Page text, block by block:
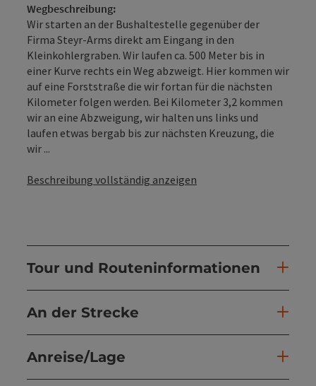
Wegbeschreibung:
Wir starten an der Bushaltestelle gegenüber der
Firma Steyr-Arms direkt am Eingang in den
Kleinkohlergraben. Wir laufen ca. 500 Meter bis in
einer Kurve rechts ein Weg abzweigt. Hier kommen wir
auf eine Forststraße die wir fortan für die nächsten
Kilometer folgen werden. Bei Kilometer 3,2 kommen
wir an eine Abzweigung, wir halten uns links und
laufen etwas bergab bis zur nächsten Kreuzung, die
wir ...
Beschreibung vollständig anzeigen
Tour und Routeninformationen
An der Strecke
Anreise/Lage